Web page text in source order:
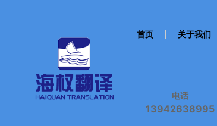
首页 关于我们
电话
13942638995